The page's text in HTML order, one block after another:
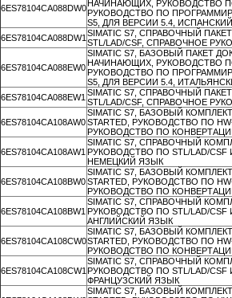
6ES78104CA088DW0НАЧИНАЮЩИХ, РУКОВОДСТВО
РУКОВОДСТВО ПО
S5, ДЛЯ ВЕРСИИ 5.4, ИСПАНСКИЙ
6ES78104CA088DW1 SIMATIC S7, СПРАВОЧНЫЙ
STL/LAD/CSF, СПРАВОЧНОЕ
6ES78104CA088EW0
SIMATIC S7, БАЗОВЫЙ ПАКЕТ
НАЧИНАЮЩИХ, РУКОВОДСТВО
РУКОВОДСТВО ПО
S5, ДЛЯ ВЕРСИИ 5.4,
6ES78104CA088EW1 SIMATIC S7, СПРАВОЧНЫЙ
STL/LAD/CSF, СПРАВОЧНОЕ
6ES78104CA108AW0
SIMATIC S7, БАЗОВЫЙ
STARTED, РУКОВОДСТВО ПО
РУКОВОДСТВО ПО
6ES78104CA108AW1
SIMATIC S7, СПРАВОЧНЫЙ
РУКОВОДСТВО ПО STL/LAD/CSF
НЕМЕЦКИЙ ЯЗЫК
6ES78104CA108BW0
SIMATIC S7, БАЗОВЫЙ
STARTED, РУКОВОДСТВО ПО
РУКОВОДСТВО ПО
6ES78104CA108BW1
SIMATIC S7, СПРАВОЧНЫЙ
РУКОВОДСТВО ПО STL/LAD/CSF
АНГЛИЙСКИЙ ЯЗЫК
6ES78104CA108CW0
SIMATIC S7, БАЗОВЫЙ
STARTED, РУКОВОДСТВО ПО
РУКОВОДСТВО ПО
6ES78104CA108CW1
SIMATIC S7, СПРАВОЧНЫЙ
РУКОВОДСТВО ПО STL/LAD/CSF
ФРАНЦУЗСКИЙ ЯЗЫК
SIMATIC S7, БАЗОВЫЙ